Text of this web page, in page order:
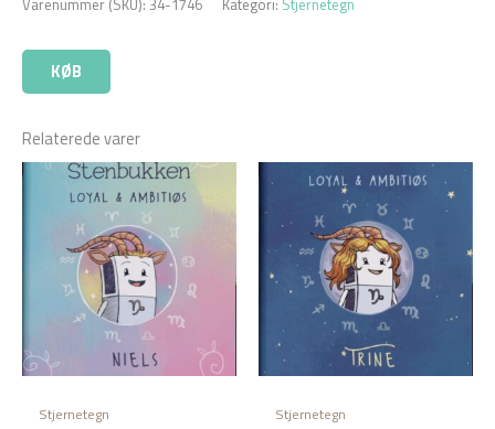
KØB
Relaterede varer
Stjernetegn Stjernetegn